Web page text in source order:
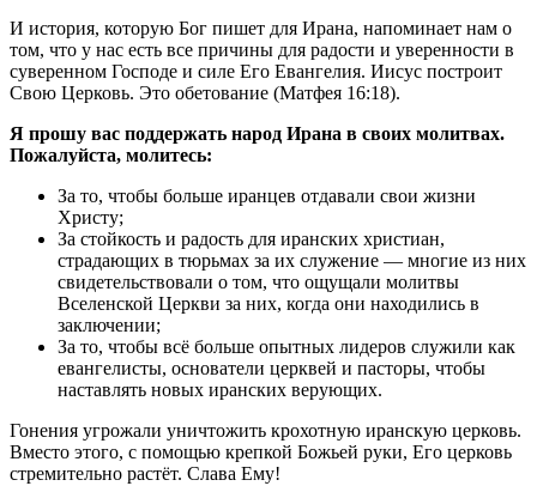
И история, которую Бог пишет для Ирана, напоминает нам о
том, что у нас есть все причины для радости и уверенности в
суверенном Господе и силе Его Евангелия. Иисус построит
Свою Церковь. Это обетование (Матфея 16:18).
Я прошу вас поддержать народ Ирана в своих молитвах.
Пожалуйста, молитесь:
За то, чтобы больше иранцев отдавали свои жизни
Христу;
За стойкость и радость для иранских христиан,
страдающих в тюрьмах за их служение — многие из них
свидетельствовали о том, что ощущали молитвы
Вселенской Церкви за них, когда они находились в
заключении;
За то, чтобы всё больше опытных лидеров служили как
евангелисты, основатели церквей и пасторы, чтобы
наставлять новых иранских верующих.
Гонения угрожали уничтожить крохотную иранскую церковь.
Вместо этого, с помощью крепкой Божьей руки, Его церковь
стремительно растёт. Слава Ему!